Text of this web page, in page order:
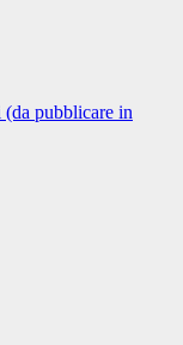
pubblicare in